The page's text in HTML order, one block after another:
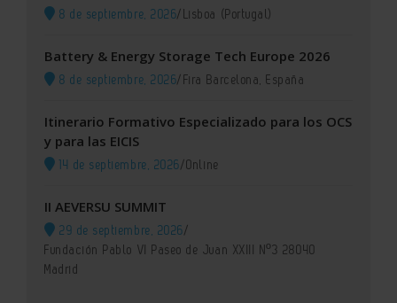
8 de septiembre, 2026/Lisboa (Portugal)
Battery & Energy Storage Tech Europe 2026
8 de septiembre, 2026/Fira Barcelona, España
Itinerario Formativo Especializado para los OCS
y para las EICIS
14 de septiembre, 2026/Online
II AEVERSU SUMMIT
29 de septiembre, 2026/
Fundación Pablo VI Paseo de Juan XXIII Nº3 28040
Madrid